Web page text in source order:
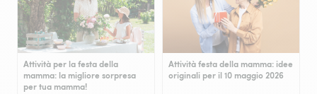
Attività per la festa della
mamma: la migliore sorpresa
per tua mamma!
Attività festa della mamma: idee
originali per il 10 maggio 2026